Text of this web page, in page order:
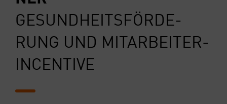
GESUND­HEITS­FÖR­DE­
RUNG UND MIT­AR­BEI­TER-
INCEN­TI­VE